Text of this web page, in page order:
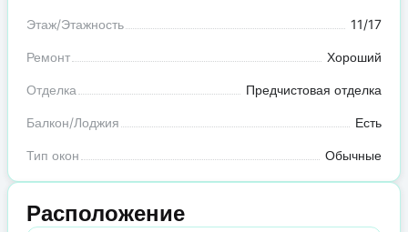
Этаж/Этажность 11/17
Ремонт Хороший
Отделка Предчистовая отделка
Балкон/Лоджия Есть
Тип окон Обычные
Расположение